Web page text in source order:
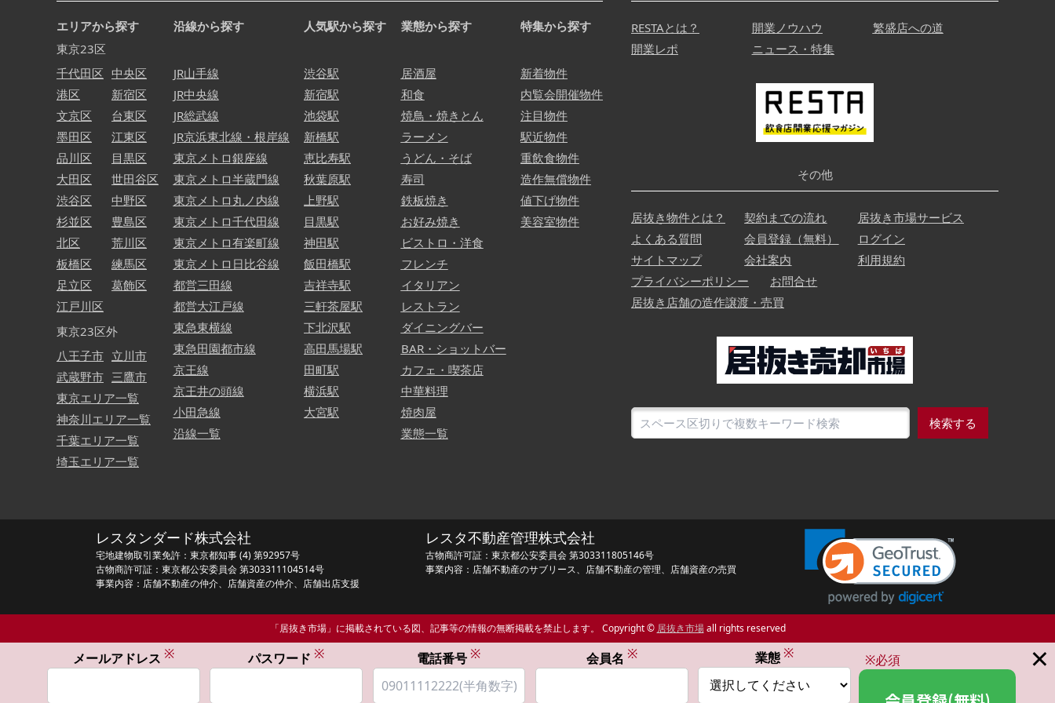
エリアから探す
東京23区
千代田区
港区
文京区
墨田区
品川区
大田区
渋谷区
杉並区
北区
板橋区
足立区
江戸川区
中央区
新宿区
台東区
江東区
目黒区
世田谷区
中野区
豊島区
荒川区
練馬区
葛飾区
東京23区外
八王子市
武蔵野市
立川市
三鷹市
東京エリア一覧
神奈川エリア一覧
千葉エリア一覧
埼玉エリア一覧
沿線から探す
JR山手線
JR中央線
JR総武線
JR京浜東北線・根岸線
東京メトロ銀座線
東京メトロ半蔵門線
東京メトロ丸ノ内線
東京メトロ千代田線
東京メトロ有楽町線
東京メトロ日比谷線
都営三田線
都営大江戸線
東急東横線
東急田園都市線
京王線
京王井の頭線
小田急線
沿線一覧
人気駅から探す
渋谷駅
新宿駅
池袋駅
新橋駅
恵比寿駅
秋葉原駅
上野駅
目黒駅
神田駅
飯田橋駅
吉祥寺駅
三軒茶屋駅
下北沢駅
高田馬場駅
田町駅
横浜駅
大宮駅
業態から探す
居酒屋
和食
焼鳥・焼きとん
ラーメン
うどん・そば
寿司
鉄板焼き
お好み焼き
ビストロ・洋食
フレンチ
イタリアン
レストラン
ダイニングバー
BAR・ショットバー
カフェ・喫茶店
中華料理
焼肉屋
業態一覧
特集から探す
新着物件
内覧会開催物件
注目物件
駅近物件
重飲食物件
造作無償物件
値下げ物件
美容室物件
RESTAとは？ 開業ノウハウ
繁盛店への道
開業レポ
ニュース・特集
その他
居抜き物件とは？ 契約までの流れ
居抜き市場サービス
よくある質問
会員登録（無料）
ログイン
サイトマップ
会社案内
利用規約
プライバシーポリシー
お問合せ
居抜き店舗の造作譲渡・売買
検索する
レスタンダード株式会社
宅地建物取引業免許：東京都知事 (4) 第92957号
古物商許可証：東京都公安委員会 第303311104514号
事業内容：店舗不動産の仲介、店舗資産の仲介、店舗出店支援
レスタ不動産管理株式会社
古物商許可証：東京都公安委員会 第303311805146号
事業内容：店舗不動産のサブリース、店舗不動産の管理、店舗資産の売買
「居抜き市場」に掲載されている図、記事等の情報の無断掲載を禁止します。 Copyright © 居抜き市場all rights reserved
×
メールアドレス ※ パスワード ※ 電話番号 ※ 会員名 ※ 業態 ※ ※必須